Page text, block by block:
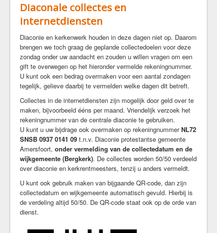
Diaconale collectes en
internetdiensten
Diaconie en kerkenwerk houden in deze dagen niet op. Daarom
brengen we toch graag de geplande collectedoelen voor deze
zondag onder uw aandacht en zouden u willen vragen om een
gift te overwegen op het hieronder vermelde rekeningnummer.
U kunt ook een bedrag overmaken voor een aantal zondagen
tegelijk, gelieve daarbij te vermelden welke dagen dit betreft.
Collectes in de internetdiensten zijn mogelijk door geld over te
maken, bijvoorbeeld ééns per maand. Vriendelijk verzoek het
rekeningnummer van de centrale diaconie te gebruiken.
U kunt u uw bijdrage ook overmaken op rekeningnummerNL72
SNSB 0937 0141 09 t.n.v. Diaconie protestantse gemeente
Amersfoort, onder vermelding van de collectedatum en de
wijkgemeente (Bergkerk). De collectes worden 50/50 verdeeld
over diaconie en kerkrentmeesters, tenzij u anders vermeldt.
U kunt ook gebruik maken van bijgaande QR-code, dan zijn
collectedatum en wijkgemeente automatisch gevuld. Hierbij is
de verdeling altijd 50/50. De QR-code staat ook op de orde van
dienst.